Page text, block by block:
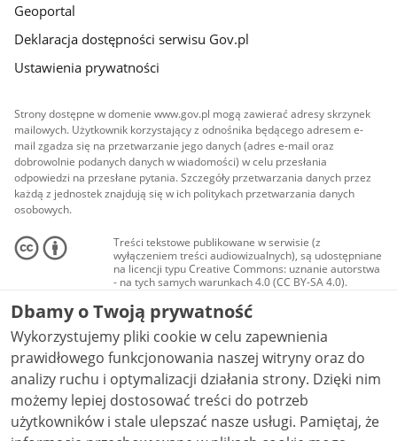
Geoportal
Deklaracja dostępności serwisu Gov.pl
Ustawienia prywatności
Strony dostępne w domenie www.gov.pl mogą zawierać adresy skrzynek
mailowych. Użytkownik korzystający z odnośnika będącego adresem e-
mail zgadza się na przetwarzanie jego danych (adres e-mail oraz
dobrowolnie podanych danych w wiadomości) w celu przesłania
odpowiedzi na przesłane pytania. Szczegóły przetwarzania danych przez
każdą z jednostek znajdują się w ich politykach przetwarzania danych
osobowych.
Treści tekstowe publikowane w serwisie (z
wyłączeniem treści audiowizualnych), są udostępniane
na licencji typu Creative Commons: uznanie autorstwa
- na tych samych warunkach 4.0 (CC BY-SA 4.0).
Materiały audiowizualne, w tym zdjęcia, materiały
audio i wideo, są udostępniane na licencji typu
Creative Commons: uznanie autorstwa użycie
niekomercyjne - bez utworów zależnych 4.0 (CC BY-
NC-ND 4.0), o ile nie jest to stwierdzone inaczej.
Dbamy o Twoją prywatność
Wykorzystujemy pliki cookie w celu zapewnienia
prawidłowego funkcjonowania naszej witryny oraz do
analizy ruchu i optymalizacji działania strony. Dzięki nim
możemy lepiej dostosować treści do potrzeb
użytkowników i stale ulepszać nasze usługi. Pamiętaj, że